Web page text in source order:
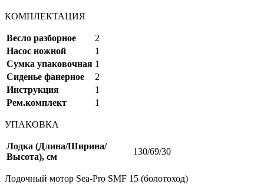
КОМПЛЕКТАЦИЯ
Весло разборное
2
Насос ножной
1
Сумка упаковочная 1
Сиденье фанерное
2
Инструкция
1
Рем.комплект
1
УПАКОВКА
Лодка (Длина/Ширина/
Высота), см
130/69/30
Лодочный мотор Sea-Pro SMF 15 (болотоход)